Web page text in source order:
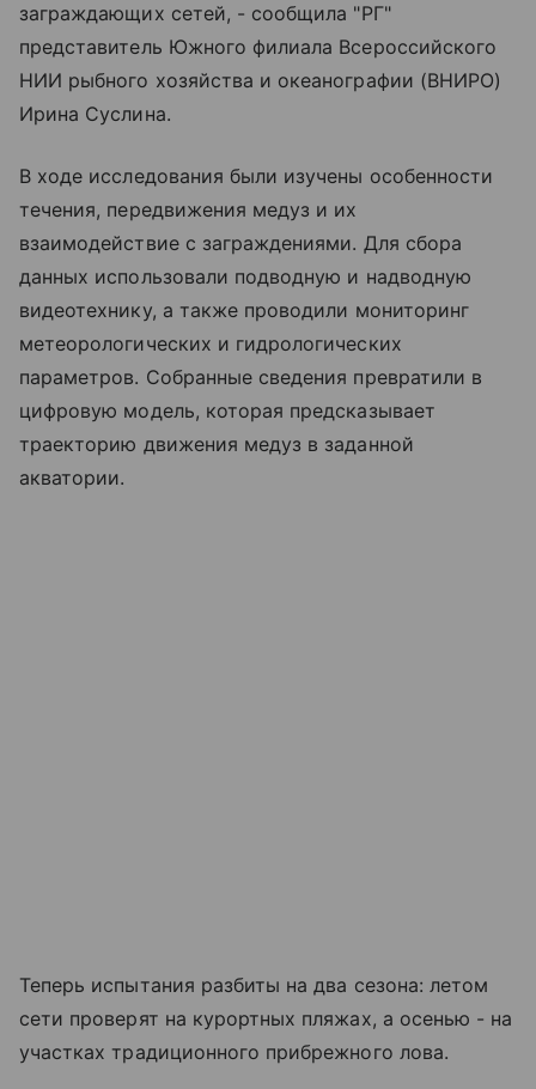
заграждающих сетей, - сообщила "РГ"
представитель Южного филиала Всероссийского
НИИ рыбного хозяйства и океанографии (ВНИРО)
Ирина Суслина.
В ходе исследования были изучены особенности
течения, передвижения медуз и их
взаимодействие с заграждениями. Для сбора
данных использовали подводную и надводную
видеотехнику, а также проводили мониторинг
метеорологических и гидрологических
параметров. Собранные сведения превратили в
цифровую модель, которая предсказывает
траекторию движения медуз в заданной
акватории.
Теперь испытания разбиты на два сезона: летом
сети проверят на курортных пляжах, а осенью - на
участках традиционного прибрежного лова.